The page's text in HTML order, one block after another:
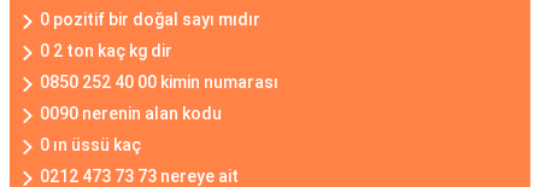
0 pozitif bir doğal sayı mıdır
0 2 ton kaç kg dir
0850 252 40 00 kimin numarası
0090 nerenin alan kodu
0 ın üssü kaç
0212 473 73 73 nereye ait